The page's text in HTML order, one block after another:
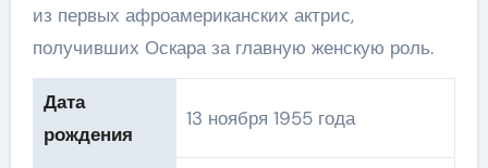
из первых афроамериканских актрис,
получивших Оскара за главную женскую роль.
Дата
рождения
13 ноября 1955 года